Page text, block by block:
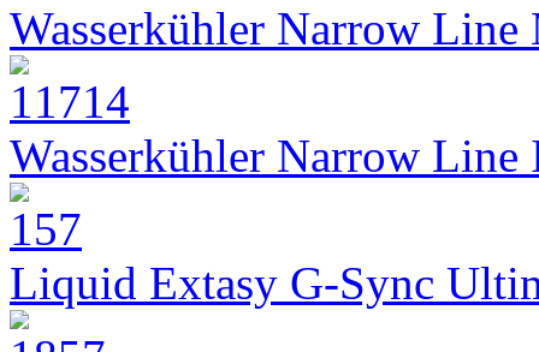
Wasserkühler Narrow
Wasserkühler Narrow
Liquid Extasy G-Sync